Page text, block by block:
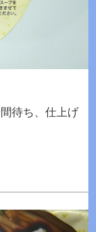
待ち、仕上げ